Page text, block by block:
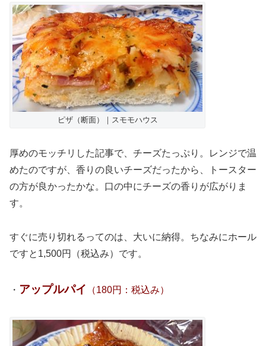
ピザ（断面）｜スモモハウス
厚めのモッチリした記事で、チーズたっぷり。レンジで温
めたのですが、香りの良いチーズだったから、トースター
の方が良かったかな。口の中にチーズの香りが広がりま
す。
すぐに売り切れるってのは、大いに納得。ちなみにホール
ですと1,500円（税込み）です。
・ アップルパイ （180円：税込み）